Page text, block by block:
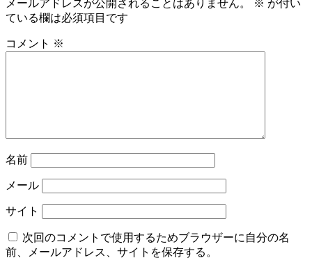
メールアドレスが公開されることはありません。 ※ が付い
ている欄は必須項目です
コメント ※
名前
メール
サイト
次回のコメントで使用するためブラウザーに自分の名
前、メールアドレス、サイトを保存する。